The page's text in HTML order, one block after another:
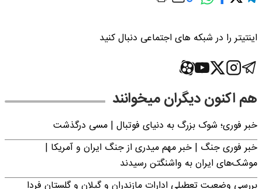
اینتیتر را در شبکه های اجتماعی دنبال کنید
هم اکنون دیگران میخوانند
خبر فوری؛‌ شوک بزرگ به دنیای فوتبال | مسی درگذشت
خبر فوری جنگ | خبر مهم میدری از جنگ ایران و آمریکا |
موشک‌های ایران به واشنگتن رسیدند
بررسی وضعیت تعطیلی ادارات مازندران و گیلان و گلستان فردا